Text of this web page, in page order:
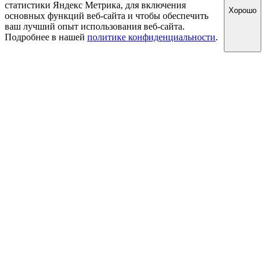
статистики Яндекс Метрика, для включения
основных функций веб-сайта и чтобы обеспечить
ваш лучший опыт использования веб-сайта.
Подробнее в нашей политике конфиденциальности.
Хорошо